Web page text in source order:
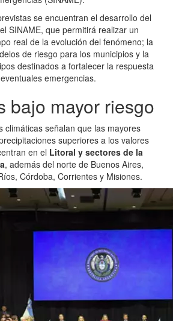
se encuentran el desarrollo del
SINAME, que permitirá realizar un
real de la evolución del fenómeno; la
de riesgo para los municipios y la
destinados a fortalecer la respuesta
emergencias.
bajo mayor riesgo
climáticas señalan que las mayores
superiores a los valores
en el Litoral y sectores de la
, además del norte de Buenos Aires,
Córdoba, Corrientes y Misiones.